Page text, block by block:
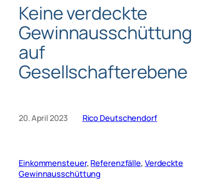
Keine verdeckte
Gewinnausschüttung
auf
Gesellschafterebene
20. April 2023 Rico Deutschendorf
Einkommensteuer, Referenzfälle, Verdeckte
Gewinnausschüttung